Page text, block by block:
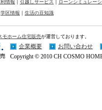
情報 引越しサービス ローンシミュレー
学区情報 ｜ 生活の豆知識
モホーム住宅販売が運営しております。
企業概要
お問い合わせ
Copyright © 2010 CH COSMO